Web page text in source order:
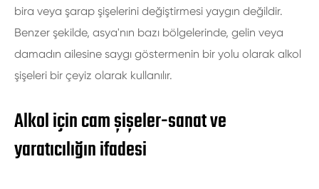
bira veya şarap şişelerini değiştirmesi yaygın değildir.
Benzer şekilde, asya'nın bazı bölgelerinde, gelin veya
damadın ailesine saygı göstermenin bir yolu olarak alkol
şişeleri bir çeyiz olarak kullanılır.
Alkol için cam şişeler-sanat ve
yaratıcılığın ifadesi